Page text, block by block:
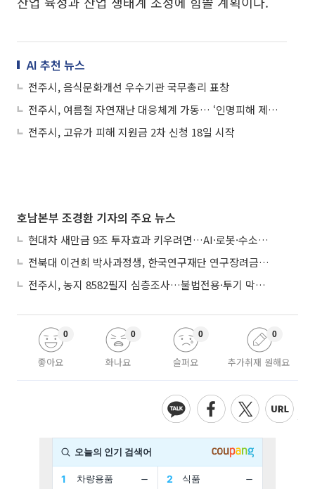
AI 추천 뉴스
전주시, 음식문화개선 우수기관 국무총리 표창
전주시, 여름철 자연재난 대응체계 가동… ‘인명피해 제로’ 총력
전주시, 고유가 피해 지원금 2차 신청 18일 시작
호남본부 조경환 기자의 주요 뉴스
현대차 새만금 9조 투자효과 키우려면…AI·로봇·수소 공공기관 집적화 시급
전북대 이건희 박사과정생, 한국연구재단 연구장려금 선정
전주시, 농지 8582필지 심층조사…불법전용·투기 막는다
좋아요
0
화나요
0
슬퍼요
0
추가취재 원해요
0